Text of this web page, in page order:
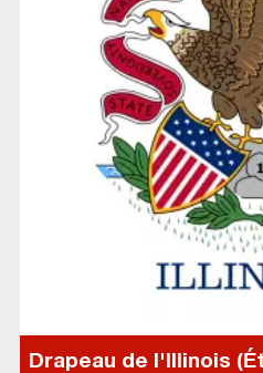
Drapeau de l'Illinois